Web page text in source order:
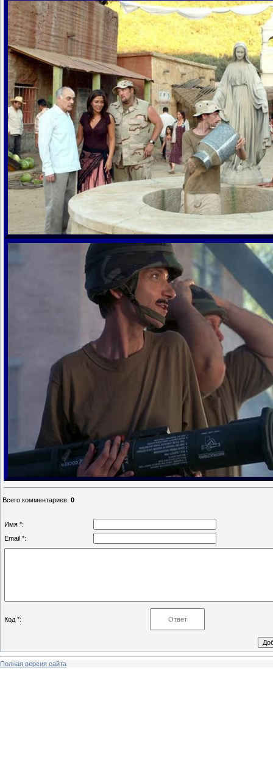
Всего комментариев: 0
Имя *:
Email *:
Код *:
Полная версия сайта